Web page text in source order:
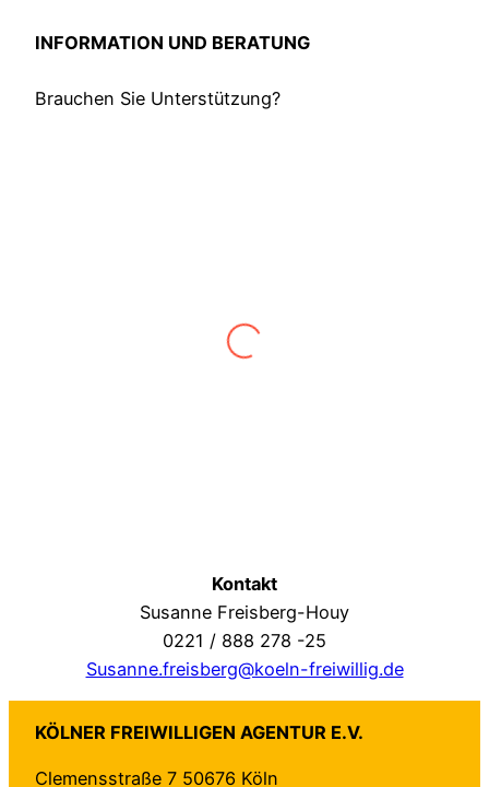
INFORMATION UND BERATUNG
Brauchen Sie Unterstützung?
Erfahrung gemacht, dass die jungen
Freiwilligen in anspruchsvollen Projekten
Kontakt
Susanne Freisberg-Houy
0221 / 888 278 -25
Susanne.freisberg@koeln-freiwillig.de
KÖLNER FREIWILLIGEN AGENTUR E.V.
Clemensstraße 7 50676 Köln